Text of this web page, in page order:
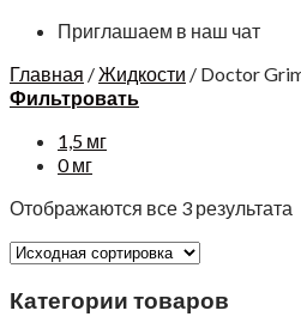
Приглашаем в наш чат
Главная /Жидкости / Doctor
Фильтровать
1,5 мг
0 мг
Отображаются все 3 результата
Категории товаров